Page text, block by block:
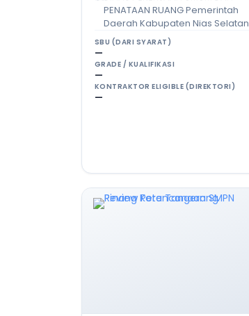
PENATAAN RUANG Pemerintah
Daerah Kabupaten Nias Selatan
SBU (DARI SYARAT)
—
GRADE / KUALIFIKASI
—
KONTRAKTOR ELIGIBLE (DIREKTORI)
—